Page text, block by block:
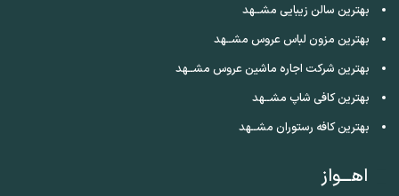
بهترین سالن زیبایی مشــهد
بهترین مزون لباس عروس مشــهد
بهترین شرکت اجاره ماشین عروس مشــهد
بهترین کافی شاپ مشــهد
بهترین کافه رستوران مشــهد
اهـــواز